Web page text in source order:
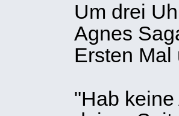
Um drei
Agnes
Ersten Mal
"Hab